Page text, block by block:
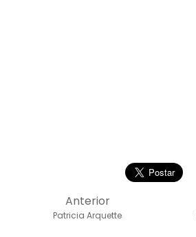
Anterior
Patricia Arquette